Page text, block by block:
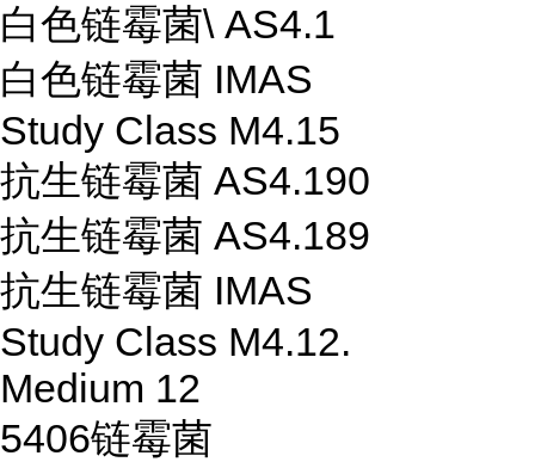
白色链霉菌\ AS4.1
白色链霉菌 IMAS
Study Class M4.15
抗生链霉菌 AS4.190
抗生链霉菌 AS4.189
抗生链霉菌 IMAS
Study Class M4.12.
Medium 12
5406链霉菌